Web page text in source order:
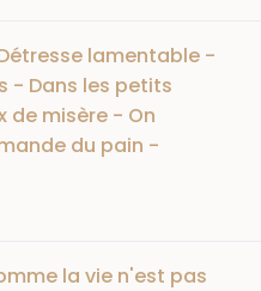
lamentable -
- Dans les petits
de misère - On
du pain -
la vie n'est pas